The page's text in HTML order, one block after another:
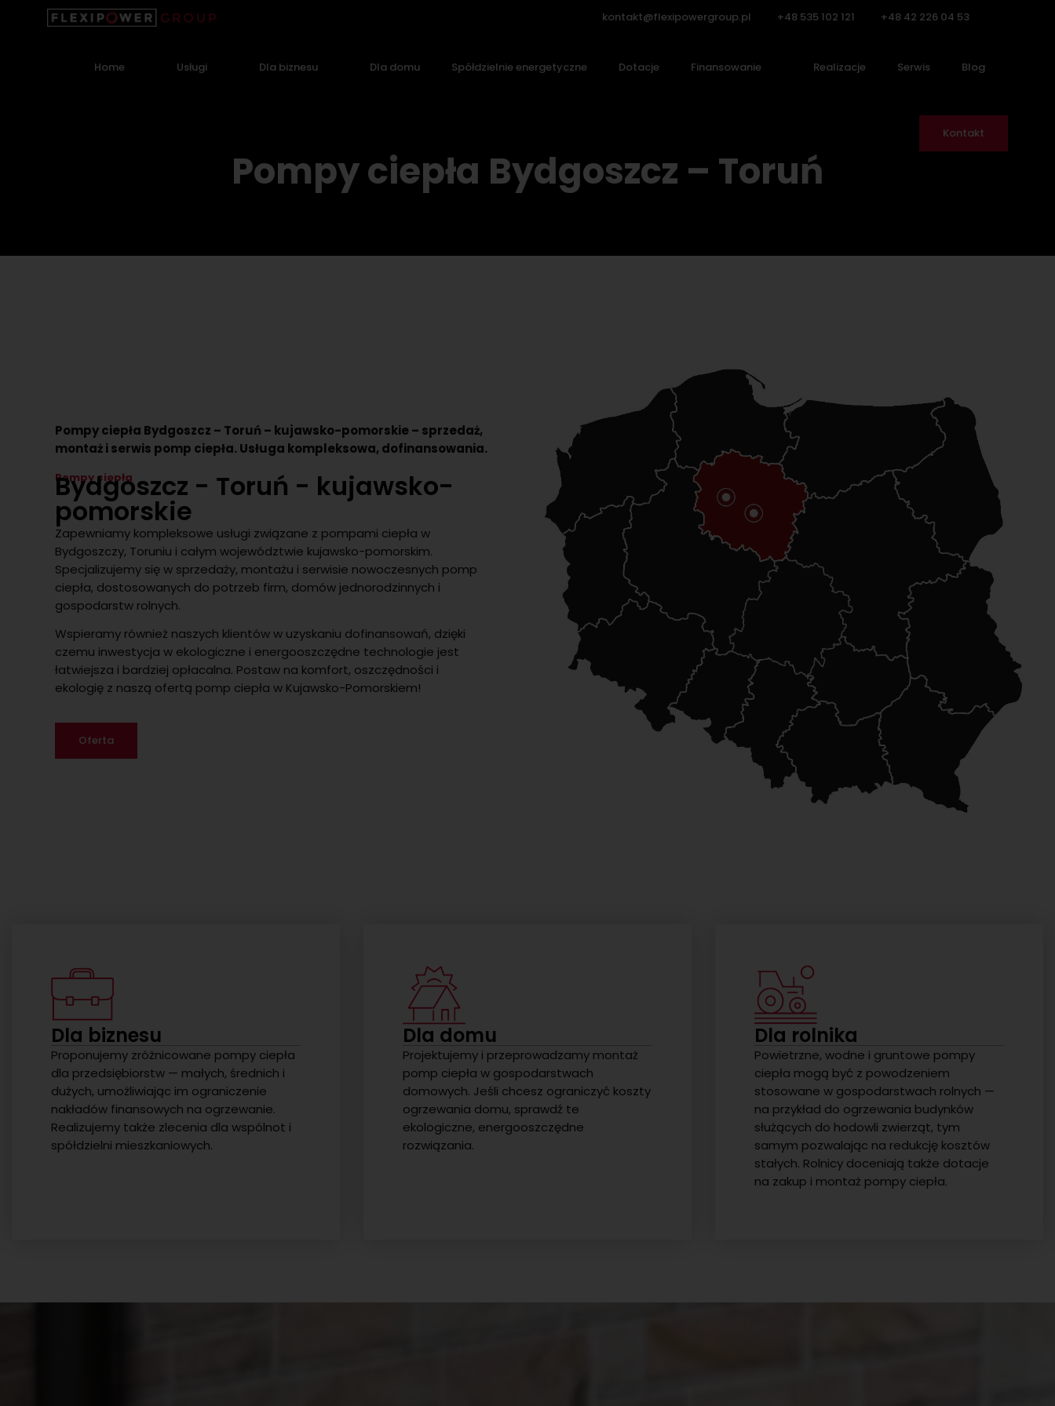
kontakt@flexipowergroup.pl +48 535 102 121 +48 42 226 04 53
Home Usługi Dla biznesu Dla domu Spółdzielnie energetyczne Dotacje Finansowanie Realizacje Serwis Blog
Kontakt
Pompy ciepła Bydgoszcz – Toruń
Pompy ciepła Bydgoszcz – Toruń – kujawsko-pomorskie – sprzedaż,
montaż i serwis pomp ciepła. Usługa kompleksowa, dofinansowania.
Pompy ciepła
Bydgoszcz - Toruń - kujawsko-
pomorskie
Zapewniamy kompleksowe usługi związane z pompami ciepła w
Bydgoszczy, Toruniu i całym województwie kujawsko-pomorskim.
Specjalizujemy się w sprzedaży, montażu i serwisie nowoczesnych pomp
ciepła, dostosowanych do potrzeb firm, domów jednorodzinnych i
gospodarstw rolnych.
Wspieramy również naszych klientów w uzyskaniu dofinansowań, dzięki
czemu inwestycja w ekologiczne i energooszczędne technologie jest
łatwiejsza i bardziej opłacalna. Postaw na komfort, oszczędności i
ekologię z naszą ofertą pomp ciepła w Kujawsko-Pomorskiem!
Oferta
Dla biznesu
Proponujemy zróżnicowane pompy ciepła
dla przedsiębiorstw — małych, średnich i
dużych, umożliwiając im ograniczenie
nakładów finansowych na ogrzewanie.
Realizujemy także zlecenia dla wspólnot i
spółdzielni mieszkaniowych.
Dla domu
Projektujemy i przeprowadzamy montaż
pomp ciepła w gospodarstwach
domowych. Jeśli chcesz ograniczyć koszty
ogrzewania domu, sprawdź te
ekologiczne, energooszczędne
rozwiązania.
Dla rolnika
Powietrzne, wodne i gruntowe pompy
ciepła mogą być z powodzeniem
stosowane w gospodarstwach rolnych —
na przykład do ogrzewania budynków
służących do hodowli zwierząt, tym
samym pozwalając na redukcję kosztów
stałych. Rolnicy doceniają także dotacje
na zakup i montaż pompy ciepła.